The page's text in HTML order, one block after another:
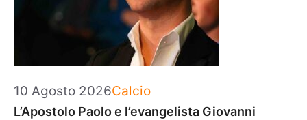
10 Agosto 2026Categorie
Calcio
L’Apostolo Paolo e l’evangelista Giovanni